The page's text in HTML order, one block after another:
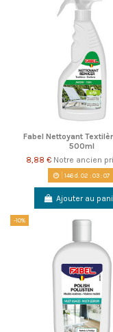
Fabel Nettoyant
500ml
8,88 € Notre ancien
146d. 02 :03:06
Ajouter au
-10%